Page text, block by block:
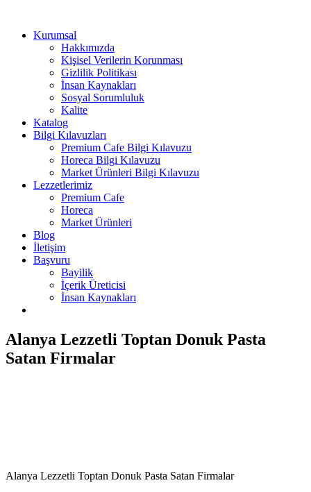
Kurumsal
Hakkımızda
Kişisel Verilerin Korunması
Gizlilik Politikası
İnsan Kaynakları
Sosyal Sorumluluk
Kalite
Katalog
Bilgi Kılavuzları
Premium Cafe Bilgi Kılavuzu
Horeca Bilgi Kılavuzu
Market Ürünleri Bilgi Kılavuzu
Lezzetlerimiz
Premium Cafe
Horeca
Market Ürünleri
Blog
İletişim
Başvuru
Bayilik
İçerik Üreticisi
İnsan Kaynakları
Alanya Lezzetli Toptan Donuk Pasta
Satan Firmalar
Alanya Lezzetli Toptan Donuk Pasta Satan Firmalar